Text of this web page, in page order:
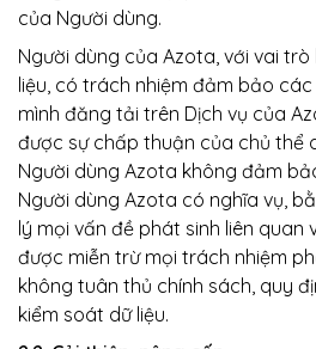
của Người dùng.
Người dùng của Azota, với vai
liệu, có trách nhiệm đảm bảo
mình đăng tải trên Dịch vụ của
được sự chấp thuận của chủ thể
Người dùng Azota không đảm
Người dùng Azota có nghĩa vụ,
lý mọi vấn đề phát sinh liên quan
được miễn trừ mọi trách nhiệm
không tuân thủ chính sách, quy
kiểm soát dữ liệu.